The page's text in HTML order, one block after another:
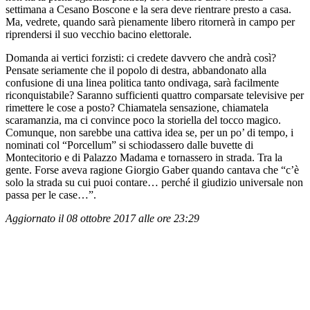
settimana a Cesano Boscone e la sera deve rientrare presto a casa.
Ma, vedrete, quando sarà pienamente libero ritornerà in campo per
riprendersi il suo vecchio bacino elettorale.
Domanda ai vertici forzisti: ci credete davvero che andrà così?
Pensate seriamente che il popolo di destra, abbandonato alla
confusione di una linea politica tanto ondivaga, sarà facilmente
riconquistabile? Saranno sufficienti quattro comparsate televisive per
rimettere le cose a posto? Chiamatela sensazione, chiamatela
scaramanzia, ma ci convince poco la storiella del tocco magico.
Comunque, non sarebbe una cattiva idea se, per un po’ di tempo, i
nominati col “Porcellum” si schiodassero dalle buvette di
Montecitorio e di Palazzo Madama e tornassero in strada. Tra la
gente. Forse aveva ragione Giorgio Gaber quando cantava che “c’è
solo la strada su cui puoi contare… perché il giudizio universale non
passa per le case…”.
Aggiornato il 08 ottobre 2017 alle ore 23:29